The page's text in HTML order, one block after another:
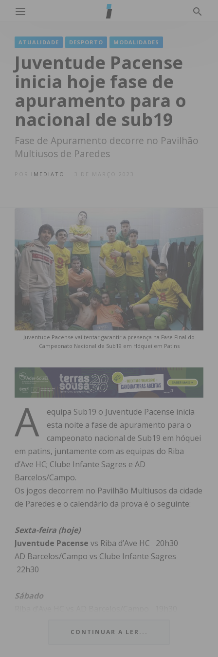
ATUALIDADE DESPORTO MODALIDADES
Juventude Pacense
inicia hoje fase de
apuramento para o
nacional de sub19
Fase de Apuramento decorre no Pavilhão
Multiusos de Paredes
IMEDIATO 3 DE MARÇO 2023
Juventude Pacense vai tentar garantir a presença na Fase Final do
Campeonato Nacional de Sub19 em Hóquei em Patins
A
equipa Sub19 o Juventude Pacense inicia
esta noite a fase de apuramento para o
campeonato nacional de Sub19 em hóquei
em patins, juntamente com as equipas do Riba
d’Ave HC; Clube Infante Sagres e AD
Barcelos/Campo.
Os jogos decorrem no Pavilhão Multiusos da cidade
de Paredes e o calendário da prova é o seguinte:
Sexta-feira (hoje)
Juventude Pacense vs Riba d’Ave HC 20h30
AD Barcelos/Campo vs Clube Infante Sagres
22h30
Sábado
CONTINUAR A LER...